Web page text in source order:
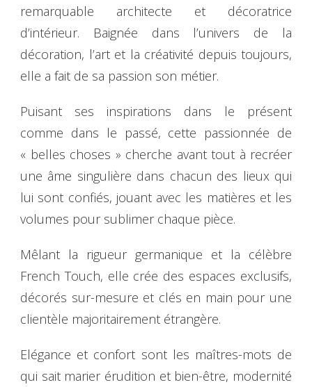
remarquable architecte et décoratrice
d’intérieur. Baignée dans l’univers de la
décoration, l’art et la créativité depuis toujours,
elle a fait de sa passion son métier.
Puisant ses inspirations dans le présent
comme dans le passé, cette passionnée de
« belles choses » cherche avant tout à recréer
une âme singulière dans chacun des lieux qui
lui sont confiés, jouant avec les matières et les
volumes pour sublimer chaque pièce.
Mêlant la rigueur germanique et la célèbre
French Touch, elle crée des espaces exclusifs,
décorés sur-mesure et clés en main pour une
clientèle majoritairement étrangère.
Elégance et confort sont les maîtres-mots de
qui sait marier érudition et bien-être, modernité